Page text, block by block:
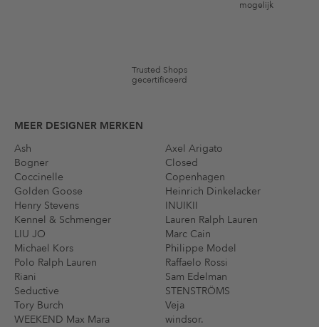
Niet geldig op de categorie kleding en pre-loved artikelen. Bepaalde
mogelijk
Trusted Shops
gecertificeerd
MEER DESIGNER MERKEN
Ash
Axel Arigato
Bogner
Closed
Coccinelle
Copenhagen
Golden Goose
Heinrich Dinkelacker
Henry Stevens
INUIKII
Kennel & Schmenger
Lauren Ralph Lauren
LIU JO
Marc Cain
Michael Kors
Philippe Model
Polo Ralph Lauren
Raffaelo Rossi
Riani
Sam Edelman
Seductive
STENSTRÖMS
Tory Burch
Veja
WEEKEND Max Mara
windsor.